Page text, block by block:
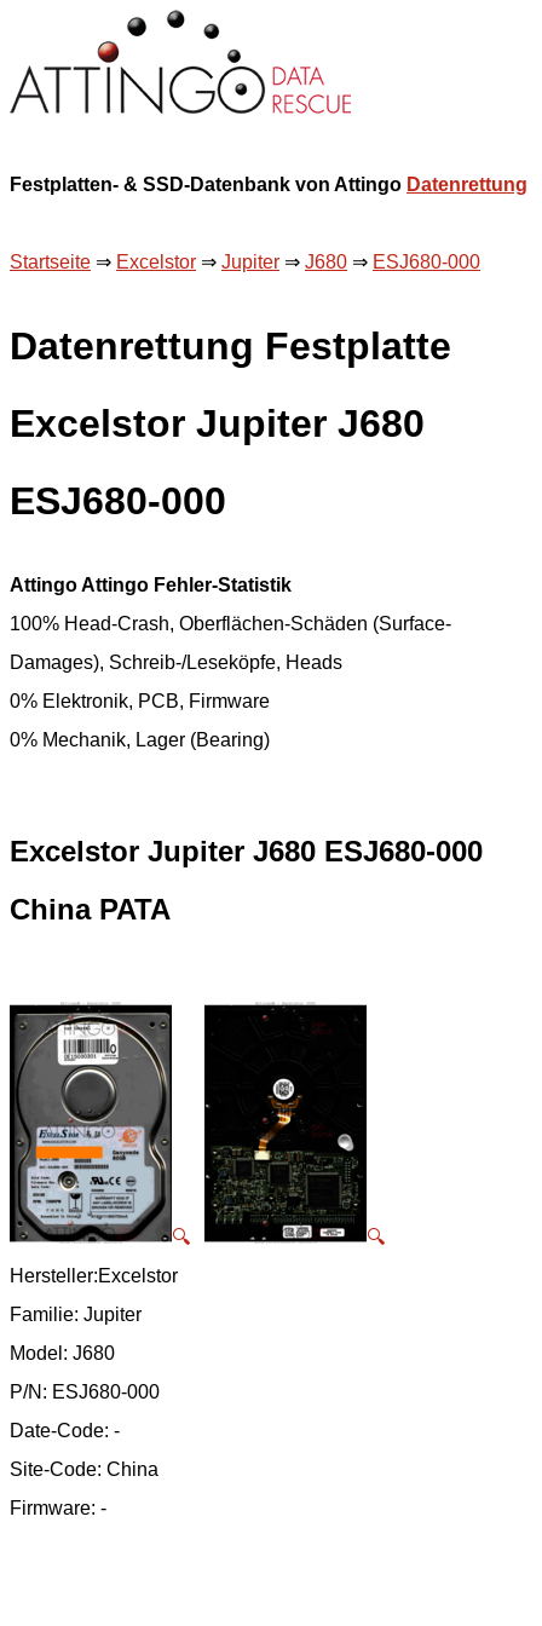
Festplatten- & SSD-Datenbank von Attingo Datenrettung
Startseite ⇒ Excelstor ⇒ Jupiter ⇒ J680 ⇒ ESJ680-000
Datenrettung Festplatte
Excelstor Jupiter J680
ESJ680-000
Attingo Attingo Fehler-Statistik
100% Head-Crash, Oberflächen-Schäden (Surface-
Damages), Schreib-/Leseköpfe, Heads
0% Elektronik, PCB, Firmware
0% Mechanik, Lager (Bearing)
Excelstor Jupiter J680 ESJ680-000
China PATA
🔍
🔍
Hersteller:Excelstor
Familie: Jupiter
Model: J680
P/N: ESJ680-000
Date-Code: -
Site-Code: China
Firmware: -